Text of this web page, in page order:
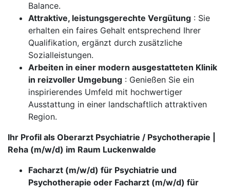
Balance.
Attraktive, leistungsgerechte Vergütung : Sie
erhalten ein faires Gehalt entsprechend Ihrer
Qualifikation, ergänzt durch zusätzliche
Sozialleistungen.
Arbeiten in einer modern ausgestatteten Klinik
in reizvoller Umgebung : Genießen Sie ein
inspirierendes Umfeld mit hochwertiger
Ausstattung in einer landschaftlich attraktiven
Region.
Ihr Profil als Oberarzt Psychiatrie / Psychotherapie |
Reha (m/w/d) im Raum Luckenwalde
Facharzt (m/w/d) für Psychiatrie und
Psychotherapie oder Facharzt (m/w/d) für